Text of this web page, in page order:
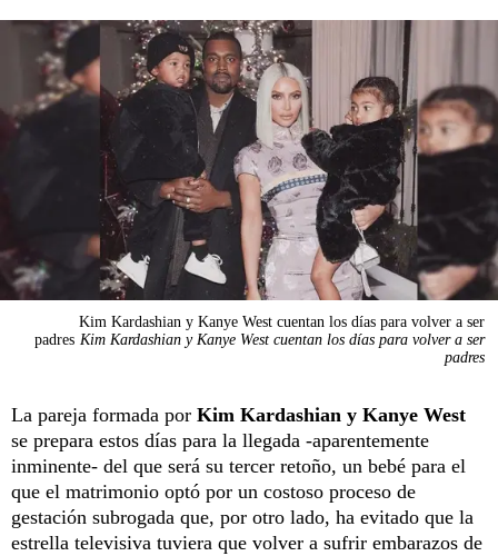
Kim Kardashian y Kanye West cuentan los días para volver a ser
padres Kim Kardashian y Kanye West cuentan los días para volver a ser
padres
La pareja formada por Kim Kardashian y Kanye West
se prepara estos días para la llegada -aparentemente
inminente- del que será su tercer retoño, un bebé para el
que el matrimonio optó por un costoso proceso de
gestación subrogada que, por otro lado, ha evitado que la
estrella televisiva tuviera que volver a sufrir embarazos de